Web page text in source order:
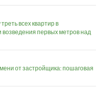
всех квартир в
возведения первых метров над
от застройщика: пошаговая